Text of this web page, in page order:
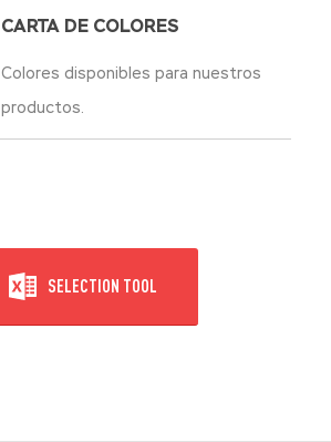
CARTA DE COLORES
Colores disponibles para nuestros
productos.
SELECTION TOOL